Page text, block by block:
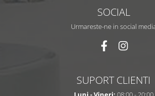
SOCIAL
Urmareste-ne in social
SUPORT CLIENTI